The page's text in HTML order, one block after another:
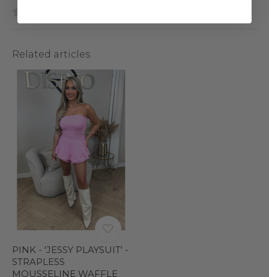
Related articles
PINK - 'JESSY PLAYSUIT' -
STRAPLESS
MOUSSELINE WAFFLE